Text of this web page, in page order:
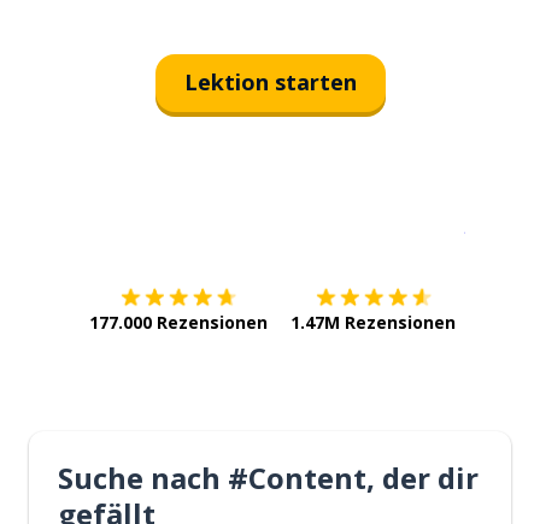
Lektion starten
177.000 Rezensionen 1.47M Rezensionen
Suche nach #Content, der dir
gefällt